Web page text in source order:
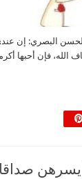
البصري: إن
فإن أحبها
صداقا